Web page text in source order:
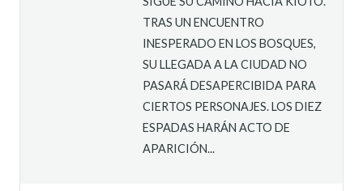
TRAS UN ENCUENTRO
INESPERADO EN LOS BOSQUES,
SU LLEGADA A LA CIUDAD NO
PASARÁ DESAPERCIBIDA PARA
CIERTOS PERSONAJES. LOS DIEZ
ESPADAS HARÁN ACTO DE
APARICIÓN...